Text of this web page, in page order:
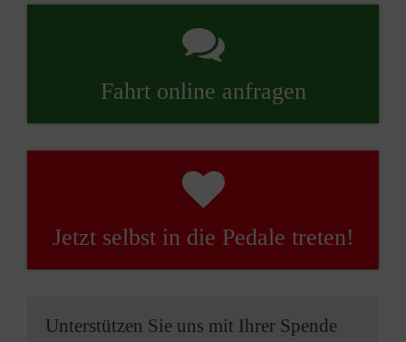
Fahrt online anfragen
Jetzt selbst in die Pedale treten!
Unterstützen Sie uns mit Ihrer Spende